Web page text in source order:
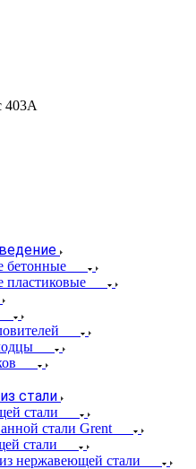
403А
бетонные
пластиковые
стали
стали
стали Grent
стали
нержавеющей стали